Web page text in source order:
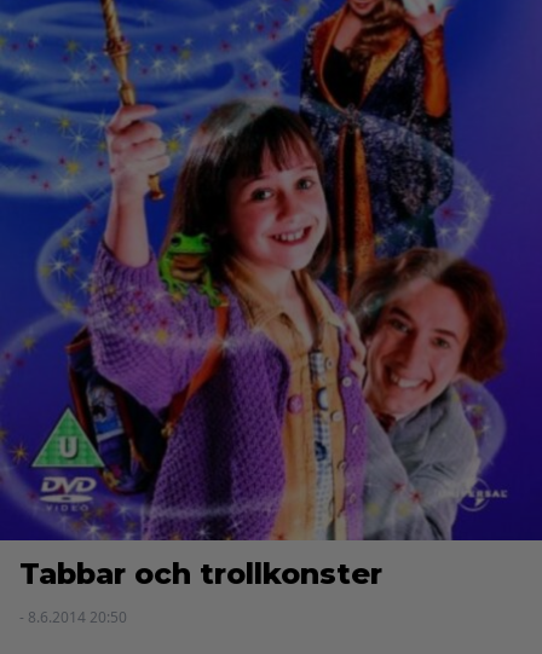
Tabbar och trollkonster
- 8.6.2014 20:50